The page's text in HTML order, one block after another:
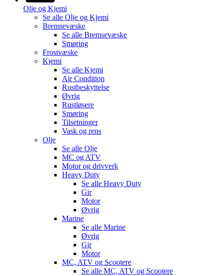
Olje og Kjemi
Se alle Olje og Kjemi
Bremsevæske
Se alle Bremsevæske
Smøring
Frostvæske
Kjemi
Se alle Kjemi
Air Condition
Rustbeskyttelse
Øvrig
Rustløsere
Smøring
Tilsetninger
Vask og rens
Olje
Se alle Olje
MC og ATV
Motor og drivverk
Heavy Duty
Se alle Heavy Duty
Gir
Motor
Øvrig
Marine
Se alle Marine
Øvrig
Gir
Motor
MC, ATV og Scootere
Se alle MC, ATV og Scootere